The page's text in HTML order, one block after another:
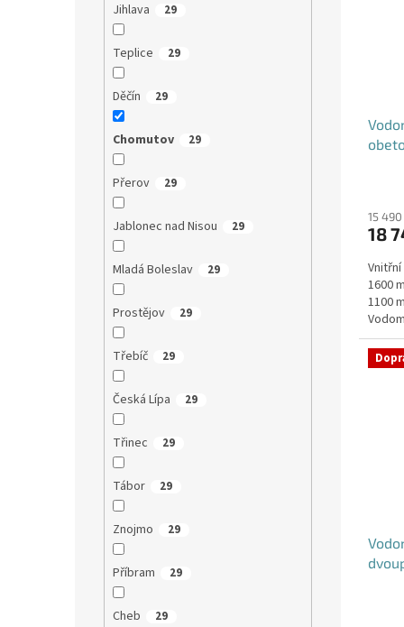
Jihlava 29
Teplice 29
Děčín 29
Chomutov 29
Přerov 29
Jablonec nad Nisou 29
Mladá Boleslav 29
Prostějov 29
Třebíč 29
Česká Lípa 29
Třinec 29
Tábor 29
Znojmo 29
Příbram 29
Cheb 29
15
18
Vnitřní
1600
1100
i pod...